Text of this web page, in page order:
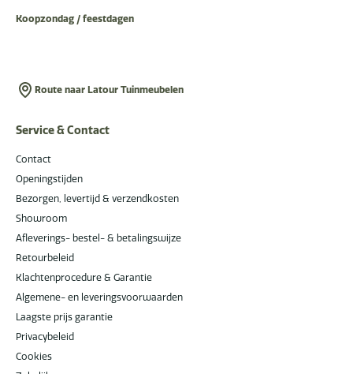
Koopzondag / feestdagen
Route naar Latour Tuinmeubelen
Service & Contact
Contact
Openingstijden
Bezorgen, levertijd & verzendkosten
Showroom
Afleverings- bestel- & betalingswijze
Retourbeleid
Klachtenprocedure & Garantie
Algemene- en leveringsvoorwaarden
Laagste prijs garantie
Privacybeleid
Cookies